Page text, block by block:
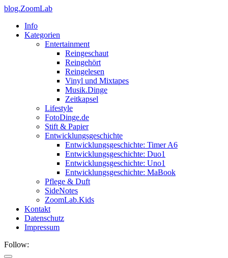
blog.ZoomLab
Info
Kategorien
Entertainment
Reingeschaut
Reingehört
Reingelesen
Vinyl und Mixtapes
Musik.Dinge
Zeitkapsel
Lifestyle
FotoDinge.de
Stift & Papier
Entwicklungsgeschichte
Entwicklungsgeschichte: Timer A6
Entwicklungsgeschichte: Duo1
Entwicklungsgeschichte: Uno1
Entwicklungsgeschichte: MaBook
Pflege & Duft
SideNotes
ZoomLab.Kids
Kontakt
Datenschutz
Impressum
Follow: